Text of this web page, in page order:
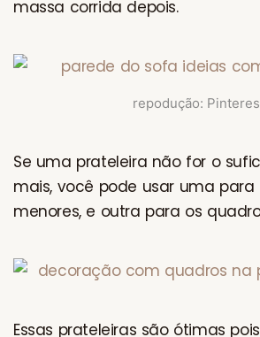
massa corrida depois.
repodução:
Se uma prateleira não for o
mais, você pode usar uma para
menores, e outra para os
Essas prateleiras são ótimas